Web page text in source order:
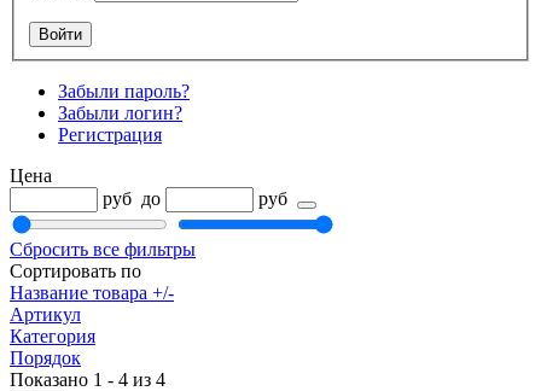
Забыли пароль?
Забыли логин?
Регистрация
Цена
руб до руб
Сбросить все фильтры
Сортировать по
Название товара +/-
Артикул
Категория
Порядок
Показано 1 - 4 из 4